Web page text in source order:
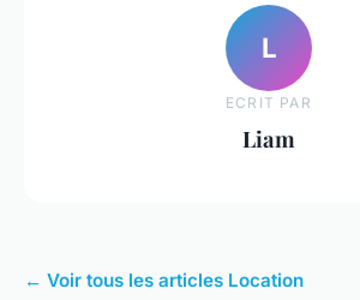
L
ECRIT PAR
Liam
← Voir tous les articles Location